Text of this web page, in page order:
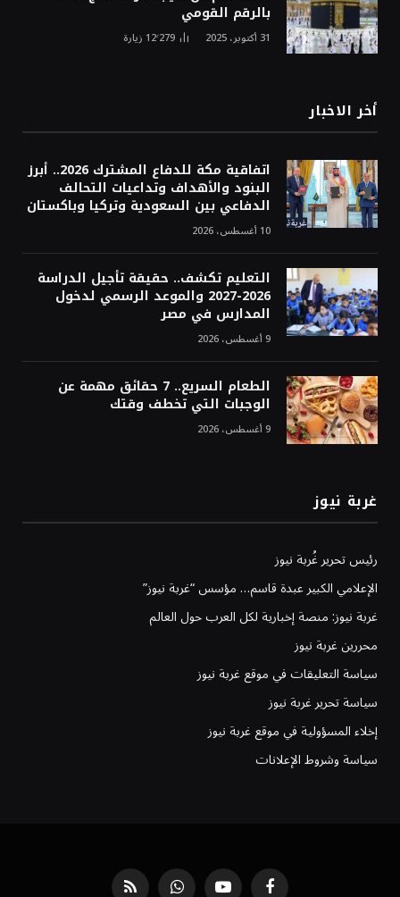
بالرقم القومي
31 أكتوبر، 2025 12٬279 زيارة
أخر الاخبار
اتفاقية مكة للدفاع المشترك 2026.. أبرز
البنود والأهداف وتداعيات التحالف
الدفاعي بين السعودية وتركيا وباكستان
10 أغسطس، 2026
التعليم تكشف.. حقيقة تأجيل الدراسة
2026-2027 والموعد الرسمي لدخول
المدارس في مصر
9 أغسطس، 2026
الطعام السريع.. 7 حقائق مهمة عن
الوجبات التي تخطف وقتك
9 أغسطس، 2026
غربة نيوز
رئيس تحرير غُربة نيوز
الإعلامي الكبير عبدة قاسم… مؤسس “غربة نيوز”
غربة نيوز: منصة إخبارية لكل العرب حول العالم
محررين غربة نيوز
سياسة التعليقات في موقع غربة نيوز
سياسة تحرير غربة نيوز
إخلاء المسؤولية في موقع غربة نيوز
سياسة وشروط الإعلانات